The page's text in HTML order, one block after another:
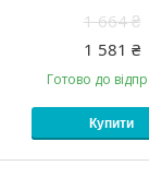
1 664 ₴
1 581 ₴
Готово до
Купити